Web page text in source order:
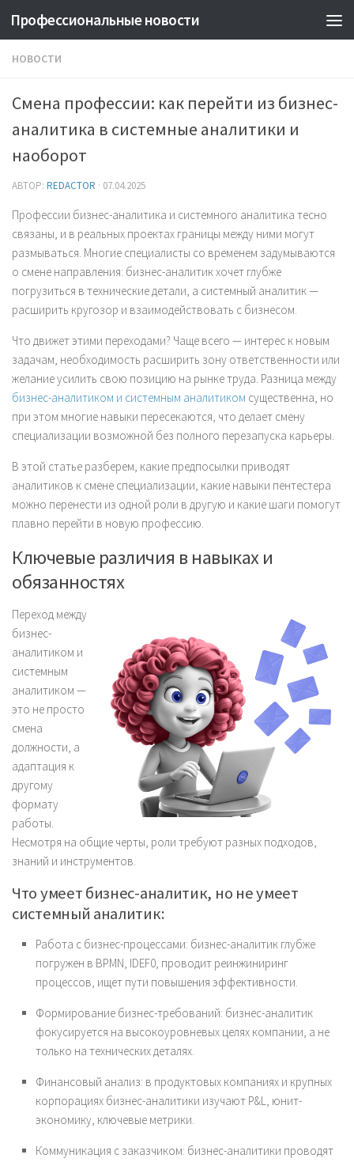
Профессиональные новости
НОВОСТИ
Смена профессии: как перейти из бизнес-
аналитика в системные аналитики и
наоборот
АВТОР: REDACTOR · 07.04.2025
Профессии бизнес-аналитика и системного аналитика тесно
связаны, и в реальных проектах границы между ними могут
размываться. Многие специалисты со временем задумываются
о смене направления: бизнес-аналитик хочет глубже
погрузиться в технические детали, а системный аналитик —
расширить кругозор и взаимодействовать с бизнесом.
Что движет этими переходами? Чаще всего — интерес к новым
задачам, необходимость расширить зону ответственности или
желание усилить свою позицию на рынке труда. Разница между
бизнес-аналитиком и системным аналитиком существенна, но
при этом многие навыки пересекаются, что делает смену
специализации возможной без полного перезапуска карьеры.
В этой статье разберем, какие предпосылки приводят
аналитиков к смене специализации, какие навыки пентестера
можно перенести из одной роли в другую и какие шаги помогут
плавно перейти в новую профессию.
Ключевые различия в навыках и
обязанностях
Переход между
бизнес-
аналитиком и
системным
аналитиком —
это не просто
смена
должности, а
адаптация к
другому
формату
работы.
Несмотря на общие черты, роли требуют разных подходов,
знаний и инструментов.
Что умеет бизнес-аналитик, но не умеет
системный аналитик:
Работа с бизнес-процессами: бизнес-аналитик глубже
погружен в BPMN, IDEF0, проводит реинжиниринг
процессов, ищет пути повышения эффективности.
Формирование бизнес-требований: бизнес-аналитик
фокусируется на высокоуровневых целях компании, а не
только на технических деталях.
Финансовый анализ: в продуктовых компаниях и крупных
корпорациях бизнес-аналитики изучают P&L, юнит-
экономику, ключевые метрики.
Коммуникация с заказчиком: бизнес-аналитики проводят